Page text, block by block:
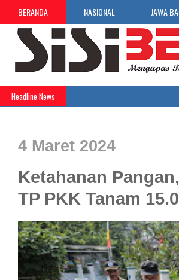
BERANDA NASIONAL JAWA
Headline News
4 Maret 2024
Ketahanan
TP PKK Tanam